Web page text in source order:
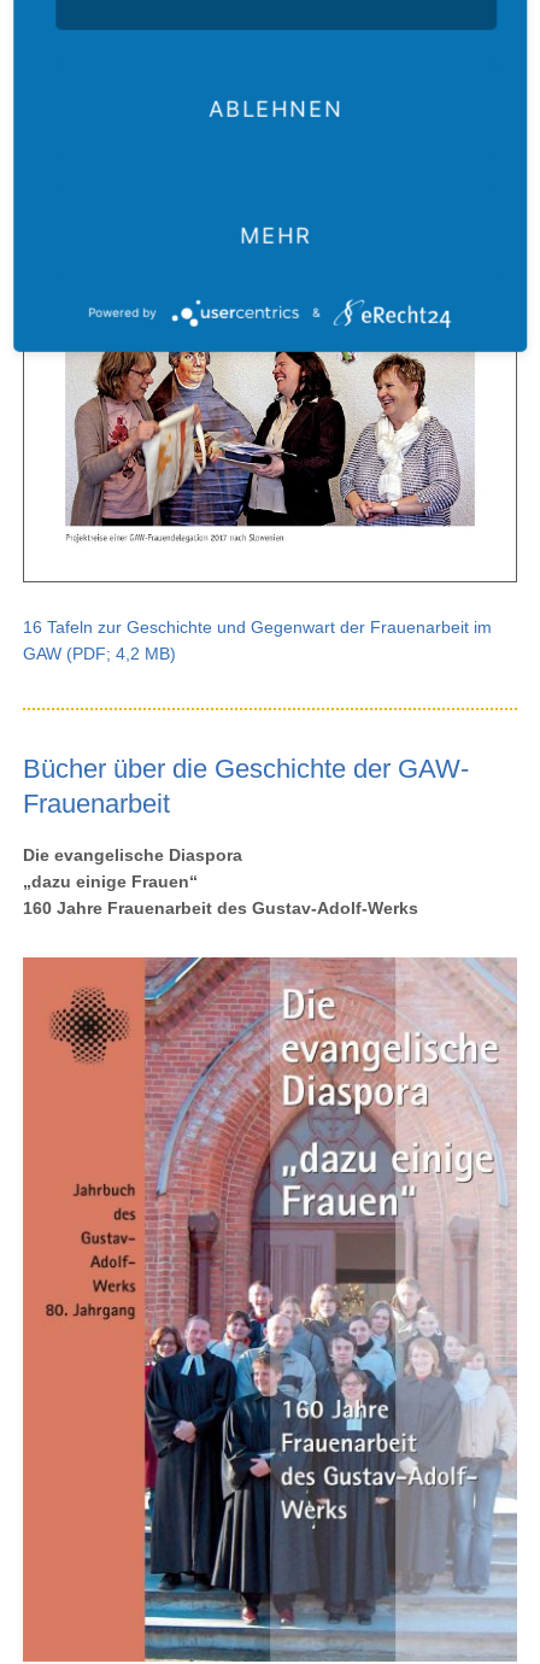
16 Tafeln zur Geschichte und Gegenwart der Frauenarbeit im
GAW (PDF; 4,2 MB)
Bücher über die Geschichte der GAW-
Frauenarbeit
Die evangelische Diaspora
„dazu einige Frauen“
160 Jahre Frauenarbeit des Gustav-Adolf-Werks
ABLEHNEN
MEHR
Powered by &